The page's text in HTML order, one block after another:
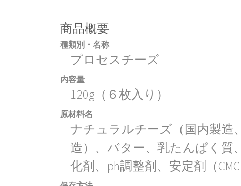
商品概要
種類別・名称
プロセスチーズ
内容量
120g（６枚入り）
原材料名
ナチュラルチーズ（国内製造
造）、バター、乳たんぱく質
化剤、ph調整剤、安定剤（